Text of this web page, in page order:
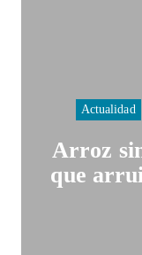
Actualidad
Arroz
que